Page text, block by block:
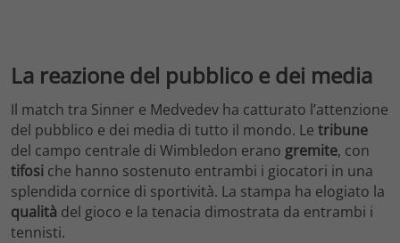
La reazione del pubblico e dei media
Il match tra Sinner e Medvedev ha catturato l’attenzione
del pubblico e dei media di tutto il mondo. Le tribune
del campo centrale di Wimbledon erano gremite, con
tifosi che hanno sostenuto entrambi i giocatori in una
splendida cornice di sportività. La stampa ha elogiato la
qualità del gioco e la tenacia dimostrata da entrambi i
tennisti.